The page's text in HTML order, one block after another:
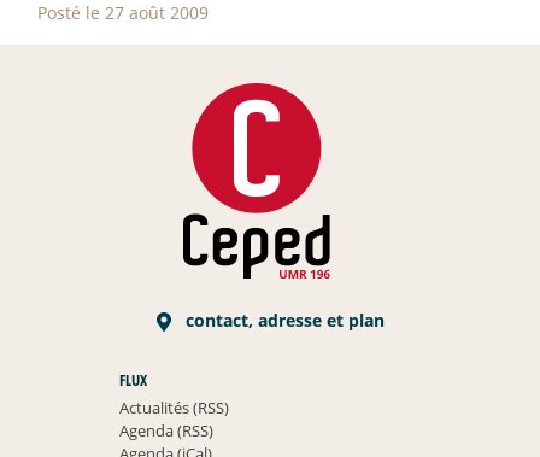
Posté le 27 août 2009
contact, adresse et plan
FLUX
Actualités (RSS)
Agenda (RSS)